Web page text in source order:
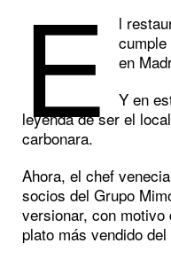
E l
en
Y en
leyenda de ser el
carbonara.
Ahora, el chef
socios del Grupo
versionar, con
plato más vendido